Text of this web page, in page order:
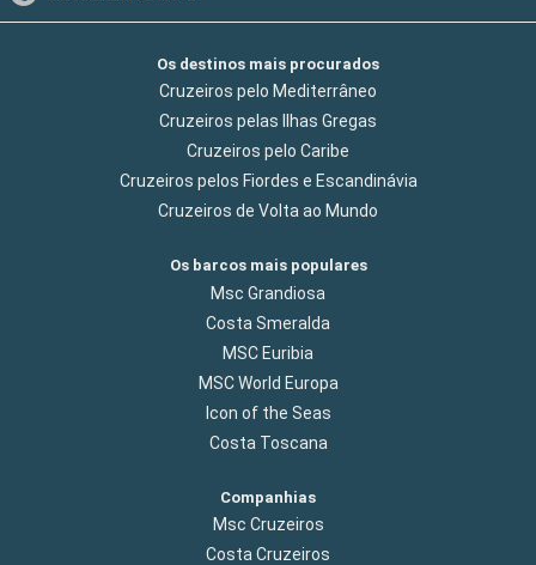
Os destinos mais procurados
Cruzeiros pelo Mediterrâneo
Cruzeiros pelas Ilhas Gregas
Cruzeiros pelo Caribe
Cruzeiros pelos Fiordes e Escandinávia
Cruzeiros de Volta ao Mundo
Os barcos mais populares
Msc Grandiosa
Costa Smeralda
MSC Euribia
MSC World Europa
Icon of the Seas
Costa Toscana
Companhias
Msc Cruzeiros
Costa Cruzeiros